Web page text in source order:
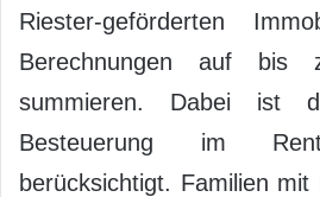
Riester-geförderten
Berechnungen auf bis
summieren. Dabei ist
Besteuerung im
berücksichtigt. Familien mit